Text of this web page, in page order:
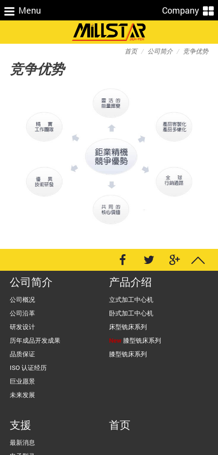
Menu Company
首页 公司简介 竞争优势
竞争优势
公司简介
公司概况
公司沿革
研发设计
历年成品开发成果
品质保证
ISO 认证经历
巨业愿景
未来发展
产品介绍
立式加工中心机
卧式加工中心机
床型铣床系列
New 膝型铣床系列
膝型铣床系列
支援
最新消息
首页